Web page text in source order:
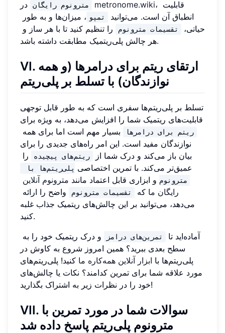
مترونوم رایگان metronome.wiki، قابلیت
انطباق آن است. می‌توانید
تمپو ، میزان‌ها و به طور
حیاتی،
تقسیمات مترونوم
را تنظیم کنید تا با هر ساز و
هر چالش پلی‌ریتمیک مطابقت داشته باشد.
VI. ارتقای ریتم برای درامرها (و همه
نوازندگان) با تسلط بر پلی‌ریتم
تسلط بر پلی‌ریتم‌ها سفری است که به طور قابل توجهی
قابلیت‌های ریتمیک شما را افزایش می‌دهد، به ویژه برای
ریتم برای درامرها
بسیار مهم است اما برای همه
نوازندگان مفید است. این امر راه‌های جدیدی را برای
بیان باز می‌کند و درک شما از
ریتم‌های پیچیده
را
عمیق‌تر می‌کند. با تمرین اختصاصی
پلی‌ریتم‌ها با
مترونوم و ابزاری قابل اعتماد مانند مترونوم آنلاین
رایگان ما که تقسیمات مترونوم
واضح را ارائه
می‌دهد، می‌توانید بر این چالش‌های ریتمیک جذاب غلبه
کنید.
آماده‌اید تا
تمرین‌های درامز
و درک ریتمیک خود را به
سطح بعدی ببرید؟ همین امروز شروع به کاوش در
پلی‌ریتم‌ها با ابزار آنلاین همه‌کاره ما کنید! پلی‌ریتم‌های
مورد علاقه شما برای تمرین کدامند؟ نکات یا چالش‌های
خود را در نظرات زیر به اشتراک بگذارید!
VII. سوالات شما در مورد تمرین با
مترونوم پلی‌ریتم پاسخ داده شد